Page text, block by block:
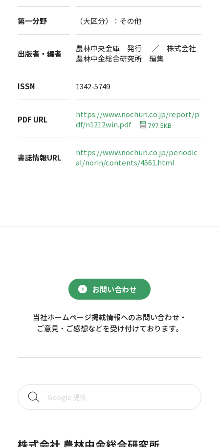
第一分野 （大区分）：その他
出版者・編者
農林中央金庫 発行 ／ 株式会社
農林中金総合研究所 編集
ISSN 1342-5749
PDF URL
https://www.nochuri.co.jp/report/p
df/n1212win.pdf
797.5KB
書誌情報URL
https://www.nochuri.co.jp/periodic
al/norin/contents/4561.html
お問い合わせ
当社ホームページ掲載情報へのお問い合わせ・
ご意見・ご感想などを受け付けております。